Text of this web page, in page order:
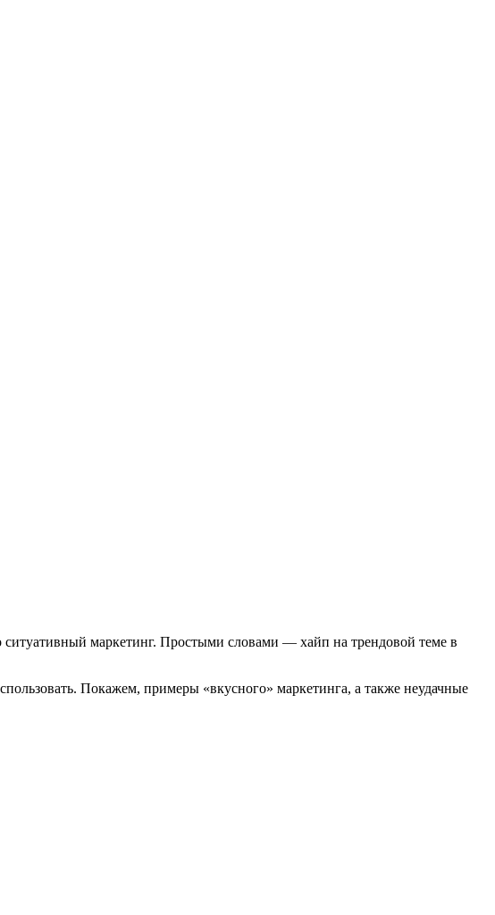
маркетинг. Простыми словами — хайп на трендовой теме в
Покажем, примеры «вкусного» маркетинга, а также неудачные